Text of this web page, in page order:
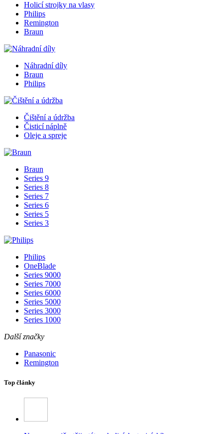
Holicí strojky na vlasy
Philips
Remington
Braun
Náhradní díly
Braun
Philips
Čištění a údržba
Čisticí náplně
Oleje a spreje
Braun
Series 9
Series 8
Series 7
Series 6
Series 5
Series 3
Philips
OneBlade
Series 9000
Series 7000
Series 6000
Series 5000
Series 3000
Series 1000
Další značky
Panasonic
Remington
Top články